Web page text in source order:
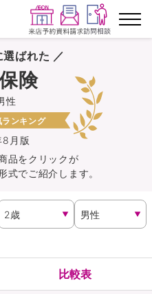
探す
す
員さま専用保険
覧
従業員さま向け
ばれた ／
月版
性
険
ランキング
品をクリックが
式でご紹介します。
比較表